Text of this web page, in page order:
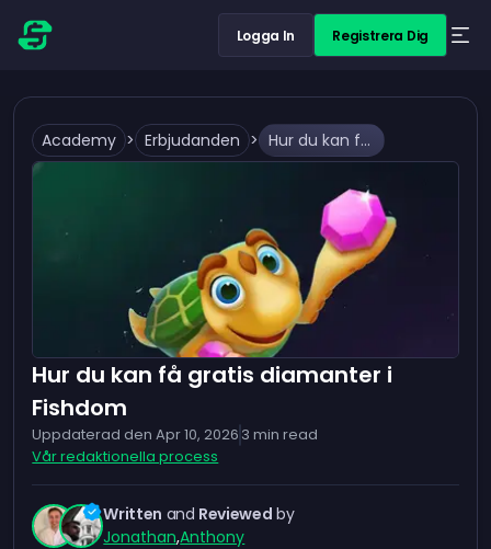
Logga In Registrera Dig
Academy > Erbjudanden > Hur du kan få gratis diamanter i Fishdom
Hur du kan få gratis diamanter i
Fishdom
Uppdaterad den Apr 10, 2026 3 min read
Vår redaktionella process
Written and Reviewed by
Jonathan,Anthony